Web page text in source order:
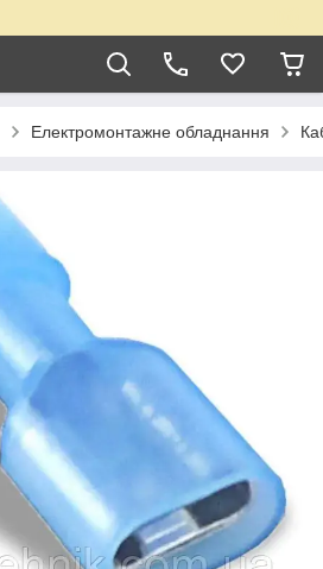
Електромонтажне обладнання